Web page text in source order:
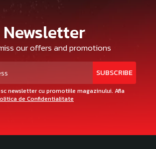
Newsletter
our offers and promotions
newsletter cu promotiile magazinului. Afla
de Confidentialitate